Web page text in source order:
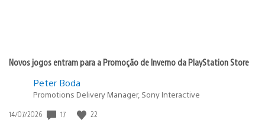
Novos jogos entram para a Promoção de Inverno da PlayStation Store
Peter Boda
Promotions Delivery Manager, Sony Interactive
Data
14/07/2026 17 22